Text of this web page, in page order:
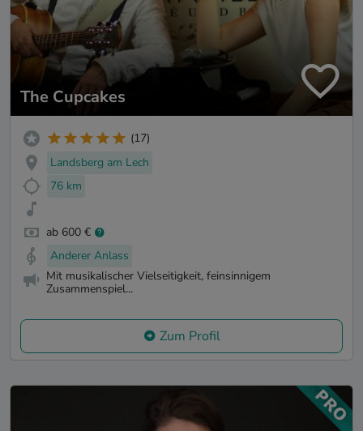
The Cupcakes
(17)
Landsberg am Lech
76 km
ab 600 €
Anderer Anlass
Mit musikalischer Vielseitigkeit, feinsinnigem
Zusammenspiel...
Zum Profil